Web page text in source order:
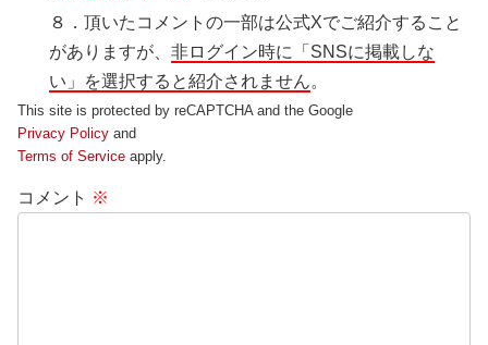
８．頂いたコメントの一部は公式Xでご紹介すること
がありますが、非ログイン時に「SNSに掲載しな
い」を選択すると紹介されません。
This site is protected by reCAPTCHA and the Google
Privacy Policy and
Terms of Service apply.
コメント ※